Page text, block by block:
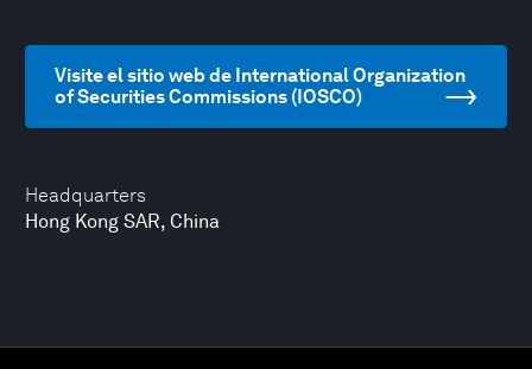
Headquarters
Hong Kong SAR, China
Visite el sitio web de International Organization
of Securities Commissions (IOSCO)